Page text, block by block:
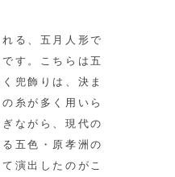
る、五月人形で
す。こちらは五
兜飾りは、決ま
糸が多く用いら
ながら、現代の
五色・原孝洲の
演出したのがこ